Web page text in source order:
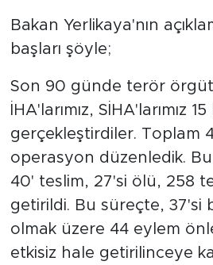
Bakan Yerlikaya'nın
başları şöyle;
Son 90 günde terör
İHA'larımız, SİHA'larımız
gerçekleştirdiler. Toplam
operasyon düzenledik.
40' teslim, 27'si ölü, 258
getirildi. Bu süreçte, 37'si
olmak üzere 44 eylem
etkisiz hale getirilinceye